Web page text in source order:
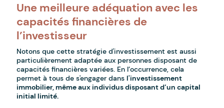
Une meilleure adéquation avec les
capacités financières de
l’investisseur
Notons que cette stratégie d'investissement est aussi
particulièrement adaptée aux personnes disposant de
capacités financières variées. En l’occurrence, cela
permet à tous de s'engager dansl'investissement
immobilier, même aux individus disposant d’un capital
initial limité.